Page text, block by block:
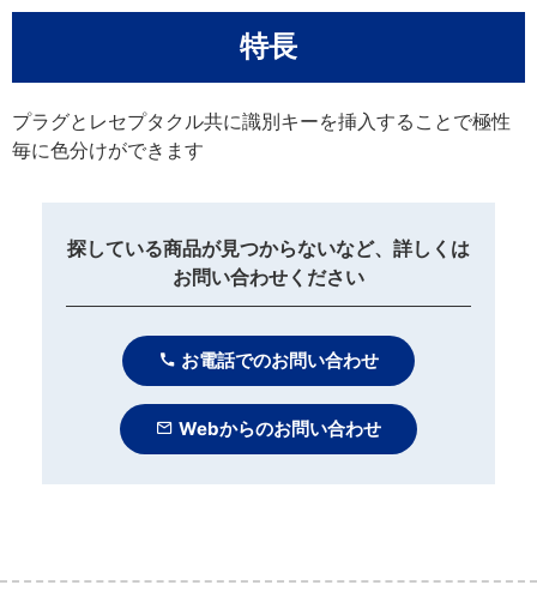
特長
プラグとレセプタクル共に識別キーを挿入することで極性
毎に色分けができます
探している商品が見つからないなど、詳しくは
お問い合わせください
お電話でのお問い合わせ
Webからのお問い合わせ